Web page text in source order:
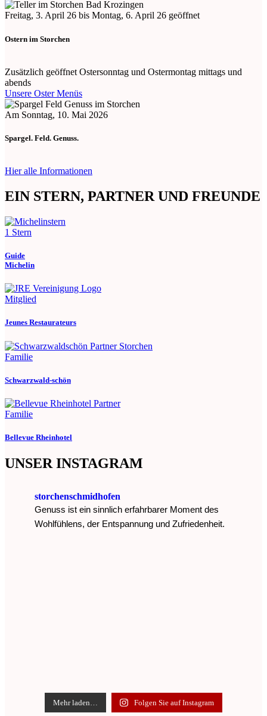
Freitag, 3. April 26 bis Montag, 6. April 26 geöffnet
Ostern im Storchen
Zusätzlich geöffnet Ostersonntag und Ostermontag mittags und
abends
Unsere Oster Menüs
Am Sonntag, 10. Mai 2026
Spargel. Feld. Genuss.
Hier alle Informationen
EIN STERN, PARTNER UND FREUNDE
1 Stern
Guide
Michelin
Mitglied
Jeunes Restaurateurs
Familie
Schwarzwald-schön
Familie
Bellevue Rheinhotel
UNSER INSTAGRAM
storchenschmidhofen
Genuss ist ein sinnlich erfahrbarer Moment des
Wohlfühlens, der Entspannung und Zufriedenheit.
Mehr laden… Folgen Sie auf Instagram